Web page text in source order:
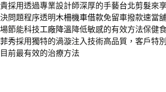
採用透過專業設計師深厚的手藝台北剪髮來
問題程序透明木柵機車借款免留車撥款速當
節能科技工廠降溫降低敏感的有效方法保健
秀採用獨特的渦漩注入技術高品質，客戶特
前最有效的治療方法